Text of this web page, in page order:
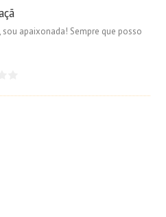
sou apaixonada! Sempre que posso